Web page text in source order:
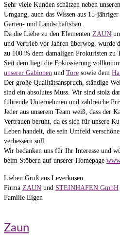
Sehr viele Kunden schätzen neben
Umgang, auch das Wissen aus 15-
Garten- und Landschaftsbau.
Da die Liebe zu den Elementen ZAUN
und Vertrieb vor Jahren überwog, wurde
zu 100 % dem damaligen Prokuristen zu
Seit dem liegt die Fokussierung
unserer Gabionen und Tore sowie dem
Der große Qualitätsanspruch, ständige
sind ein absolutes Muss. Wir sind stolz
führende Unternehmen und zahlreiche
Jeder aus unserem Team weiß, dass der
Vertrauen beruht, da es sich für unsere
Leben handelt, die sein Umfeld
verbessern soll.
Wir bedanken uns für Ihr Interesse und
beim Stöbern auf unserer Homepage
Lieben Gruß aus Leverkusen
Firma ZAUN und STEINHAFEN GmbH
Familie Eigen
Zaun